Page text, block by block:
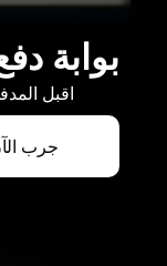
بوابة
اقبل
جرب